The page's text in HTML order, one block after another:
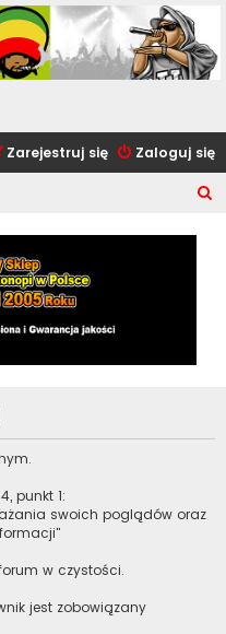
Zaloguj się
Zarejestruj się
punkt 1:
swoich poglądów oraz
w czystości.
jest zobowiązany